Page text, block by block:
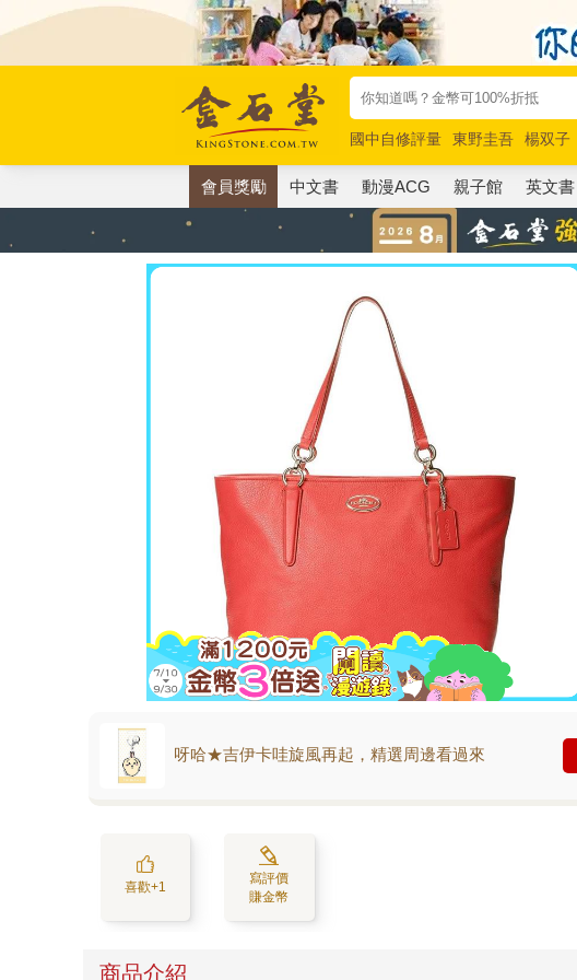
國中自修評量 東野圭吾 楊双子
唯紅花綻放
奧德賽 路邊攤新作
會員獎勵 中文書 動漫ACG 親子館 英文書
呀哈★吉伊卡哇旋風再起，精選周邊看過來
喜歡+1
寫評價
賺金幣
商品介紹